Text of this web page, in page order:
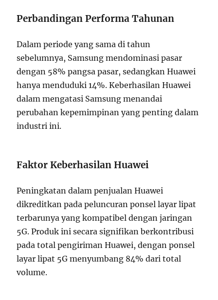
Perbandingan Performa Tahunan
Dalam periode yang sama di tahun
sebelumnya, Samsung mendominasi pasar
dengan 58% pangsa pasar, sedangkan Huawei
hanya menduduki 14%. Keberhasilan Huawei
dalam mengatasi Samsung menandai
perubahan kepemimpinan yang penting dalam
industri ini.
Faktor Keberhasilan Huawei
Peningkatan dalam penjualan Huawei
dikreditkan pada peluncuran ponsel layar lipat
terbarunya yang kompatibel dengan jaringan
5G. Produk ini secara signifikan berkontribusi
pada total pengiriman Huawei, dengan ponsel
layar lipat 5G menyumbang 84% dari total
volume.